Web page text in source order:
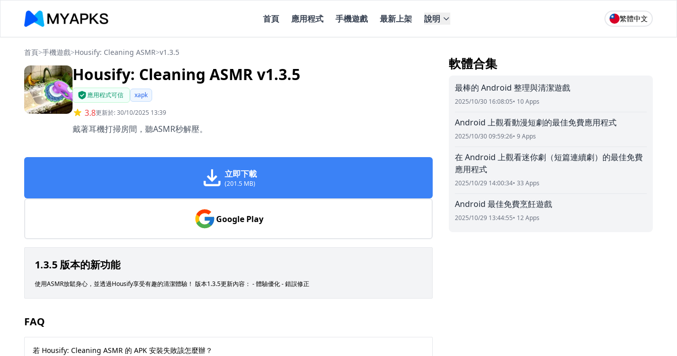
首頁 應用程式 手機遊戲 最新上架 說明 繁體中文
首頁>手機遊戲>Housify: Cleaning ASMR>v1.3.5
Housify: Cleaning ASMR v1.3.5
應用程式可信 xapk
3.8更新於: 30/10/2025 13:39
戴著耳機打掃房間，聽ASMR秒解壓。
立即下載
(201.5 MB)
Google Play
1.3.5 版本的新功能
使用ASMR放鬆身心，並透過Housify享受有趣的清潔體驗！ 版本1.3.5更新內容： - 體驗優化 - 錯誤修正
FAQ
若 Housify: Cleaning ASMR 的 APK 安裝失敗該怎麼辦？
軟體合集
最棒的 Android 整理與清潔遊戲
2025/10/30 16:08:05• 10 Apps
Android 上觀看動漫短劇的最佳免費應用程式
2025/10/30 09:59:26• 9 Apps
在 Android 上觀看迷你劇（短篇連續劇）的最佳免費
應用程式
2025/10/29 14:00:34• 33 Apps
Android 最佳免費烹飪遊戲
2025/10/29 13:44:55• 12 Apps